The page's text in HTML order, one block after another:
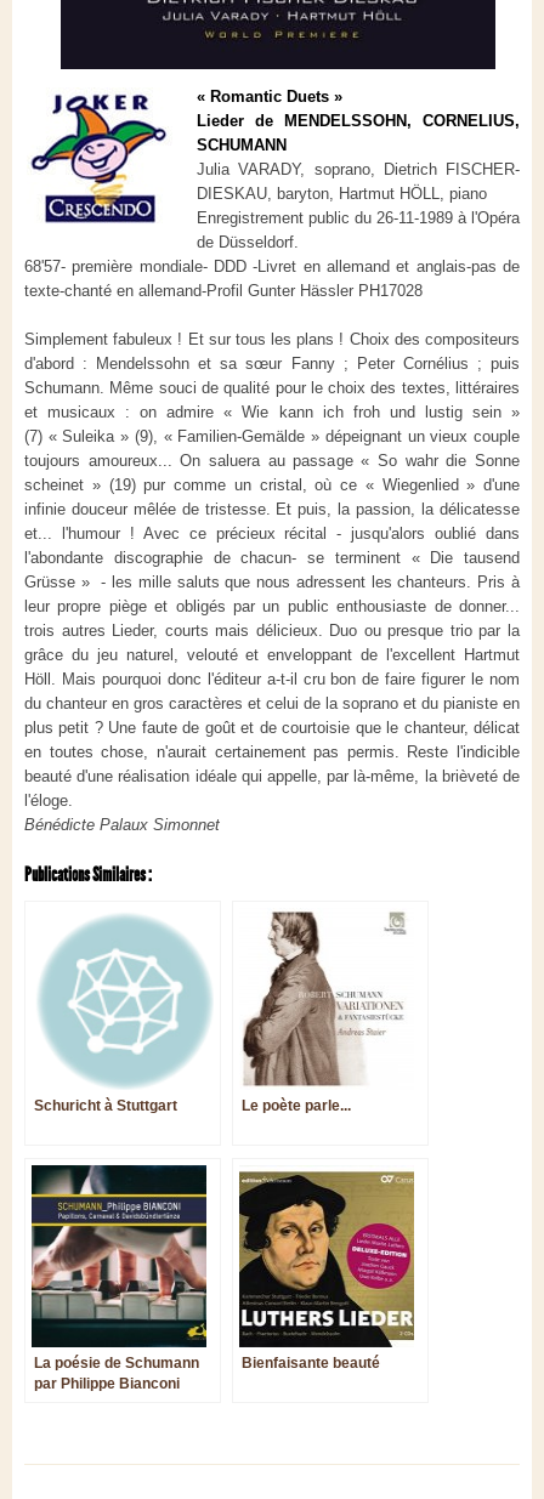
« Romantic Duets »
Lieder de MENDELSSOHN, CORNELIUS,
SCHUMANN
Julia VARADY, soprano, Dietrich FISCHER-
DIESKAU, baryton, Hartmut HÖLL, piano
Enregistrement public du 26-11-1989 à l'Opéra
de Düsseldorf.
68'57- première mondiale- DDD -Livret en allemand et anglais-pas de
texte-chanté en allemand-Profil Gunter Hässler PH17028
Simplement fabuleux ! Et sur tous les plans ! Choix des compositeurs
d'abord : Mendelssohn et sa sœur Fanny ; Peter Cornélius ; puis
Schumann. Même souci de qualité pour le choix des textes, littéraires
et musicaux : on admire « Wie kann ich froh und lustig sein »
(7) « Suleika » (9), « Familien-Gemälde » dépeignant un vieux couple
toujours amoureux... On saluera au passage « So wahr die Sonne
scheinet » (19) pur comme un cristal, où ce « Wiegenlied » d'une
infinie douceur mêlée de tristesse. Et puis, la passion, la délicatesse
et... l'humour ! Avec ce précieux récital - jusqu'alors oublié dans
l'abondante discographie de chacun- se terminent « Die tausend
Grüsse » - les mille saluts que nous adressent les chanteurs. Pris à
leur propre piège et obligés par un public enthousiaste de donner...
trois autres Lieder, courts mais délicieux. Duo ou presque trio par la
grâce du jeu naturel, velouté et enveloppant de l'excellent Hartmut
Höll. Mais pourquoi donc l'éditeur a-t-il cru bon de faire figurer le nom
du chanteur en gros caractères et celui de la soprano et du pianiste en
plus petit ? Une faute de goût et de courtoisie que le chanteur, délicat
en toutes chose, n'aurait certainement pas permis. Reste l'indicible
beauté d'une réalisation idéale qui appelle, par là-même, la brièveté de
l'éloge.
Bénédicte Palaux Simonnet
Publications Similaires :
Schuricht à Stuttgart Le poète parle...
La poésie de Schumann
par Philippe Bianconi
Bienfaisante beauté